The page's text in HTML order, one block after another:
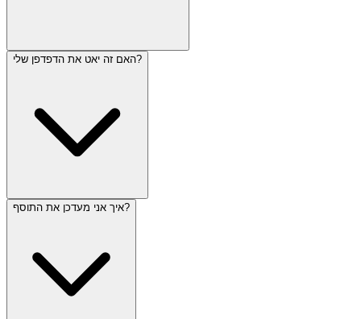
האם זה יאט את הדפדפן שלי?
איך אני מעדכן את התוסף?